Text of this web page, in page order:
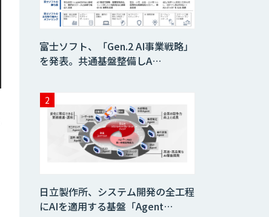
富士ソフト、「Gen.2 AI事業戦略」
を発表。共通基盤整備しA…
日立製作所、システム開発の全工程
にAIを適用する基盤「Agent…